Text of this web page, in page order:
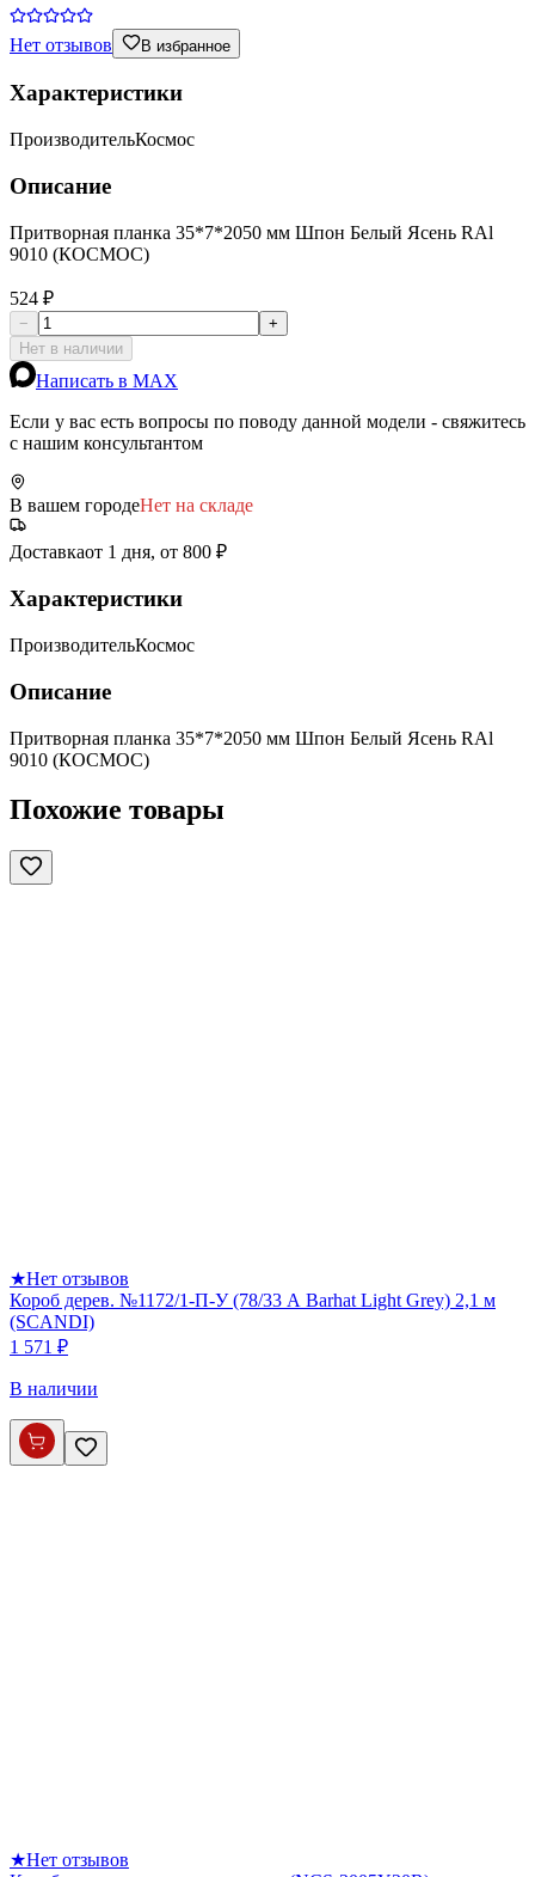
Нет отзывов В избранное
Характеристики
ПроизводительКосмос
Описание
Притворная планка 35*7*2050 мм Шпон Белый Ясень RAl
9010 (КОСМОС)
524 ₽
−
+
Нет в наличии
Написать в MAX
Если у вас есть вопросы по поводу данной модели - свяжитесь
с нашим консультантом
В вашем городеНет на складе
Доставкаот 1 дня, от 800 ₽
Характеристики
ПроизводительКосмос
Описание
Притворная планка 35*7*2050 мм Шпон Белый Ясень RAl
9010 (КОСМОС)
Похожие товары
★Нет отзывов
Короб дерев. №1172/1-П-У (78/33 А Barhat Light Grey) 2,1 м
(SCANDI)
1 571 ₽
В наличии
★Нет отзывов